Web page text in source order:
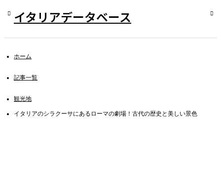
イタリアデータベース
ホーム
記事一覧
観光地
イタリアのシラクーサにあるローマの劇場！古代の歴史と美しい景色